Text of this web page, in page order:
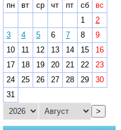
пн
вт ср чт пт сб
вс
1
2
3
4 5 6 7 8
9
10
11 12 13 14 15
16
17
18 19 20 21 22
23
24
25 26 27 28 29
30
31
>